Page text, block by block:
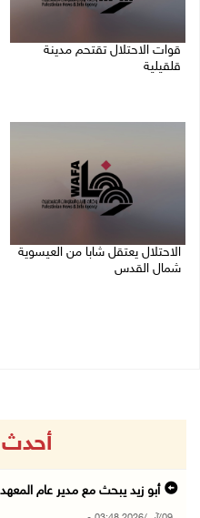
قوات الاحتلال تقتحم مدينة
قلقيلية
الاحتلال يعتقل شابا من العيسوية
شمال القدس
أحدث
أبو زيد يبحث مع مدير عام